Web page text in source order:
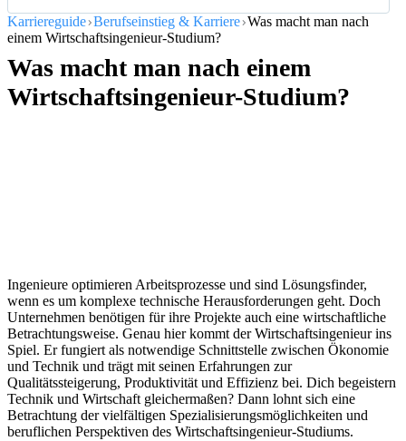
Karriereguide Berufseinstieg & Karriere Was macht man nach
einem Wirtschaftsingenieur-Studium?
Was macht man nach einem
Wirtschaftsingenieur-Studium?
Ingenieure optimieren Arbeitsprozesse und sind Lösungsfinder,
wenn es um komplexe technische Herausforderungen geht. Doch
Unternehmen benötigen für ihre Projekte auch eine wirtschaftliche
Betrachtungsweise. Genau hier kommt der Wirtschaftsingenieur ins
Spiel. Er fungiert als notwendige Schnittstelle zwischen Ökonomie
und Technik und trägt mit seinen Erfahrungen zur
Qualitätssteigerung, Produktivität und Effizienz bei. Dich begeistern
Technik und Wirtschaft gleichermaßen? Dann lohnt sich eine
Betrachtung der vielfältigen Spezialisierungsmöglichkeiten und
beruflichen Perspektiven des Wirtschaftsingenieur-Studiums.